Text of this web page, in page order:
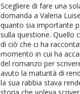
Scegliere di fare una
domanda a Valeria
quanto sia importante
sulla questione. Quello
di ciò che ci ha
momento in cui ha
del romanzo per
avuto la maturità di
la sua rabbia stava
storia che voleva